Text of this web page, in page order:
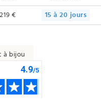
219 € 15 à 20 jours
à bijou